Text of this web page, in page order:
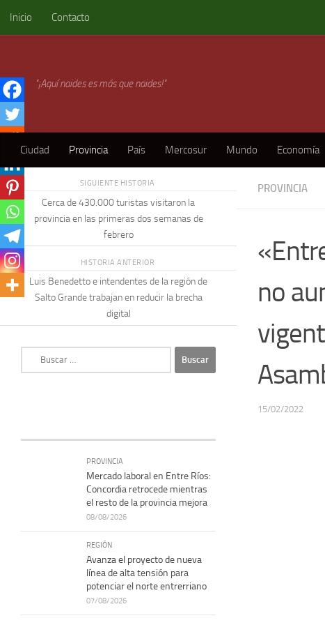
Skip to content
Inicio Contacto
"¡Aquí naides es más que naides!"
Ciudad Provincia País Mercosur Mundo Economía
PROVINCIA
no
15/02/2022
SIGUIENTE HISTORIA
Cerca de 430.000 turistas visitaron la
provincia en las primeras dos semanas de
febrero
HISTORIA ANTERIOR
Luis Benedetto e intendentes de la región de
Salto Grande trabajan en reducir la brecha
digital
PROVINCIA
Mercado laboral en Entre Ríos:
Concordia retrocede mientras
el resto de la provincia mejora
08/08/2026
REGIÓN
Avanza el proyecto de nueva
línea de alta tensión para
potenciar el norte entrerriano
07/08/2026